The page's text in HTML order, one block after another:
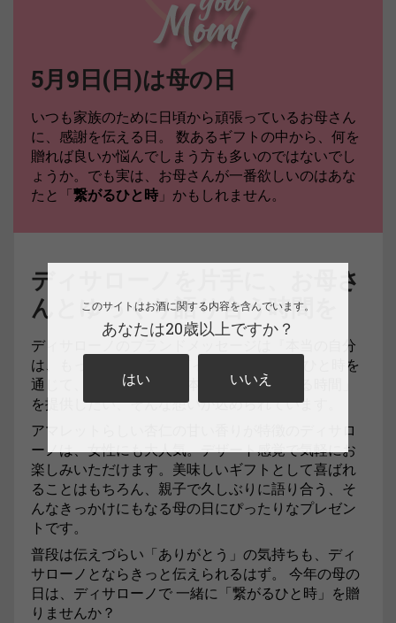
5月9日(日)は母の日
いつも家族のために日頃から頑張っているお母さん
に、感謝を伝える日。 数あるギフトの中から、何を
贈れば良いか悩んでしまう方も多いのではないでし
ょうか。でも実は、お母さんが一番欲しいのはあな
たと「繋がるひと時 」かもしれません。
ディサローノを片手に、お母さ
んとゆっくり語り合う時間を
ディサローノのブランドメッセージは『本当の自分
は、もっと楽しい』。 ディサローノを飲むひと時を
通じて、忙しい毎日に「本当の自分になれる時間」
を提供したい、そんな想いが込められています。
アマレットらしい杏仁の甘い香り
ディサロ
ーノは、女性にも大人気。デザート感覚で気軽にお
楽しみいただけます。美味しいギフトとして喜ばれ
ることはもちろん、親子で久しぶりに語り合う、そ
んなきっかけにもなる母の日にぴったりなプレゼン
トです。
普段は伝えづらい「ありがとう」の気持ちも、ディ
サローノとならきっと伝えられるはず。 今年の母の
日は、ディサローノで 一緒に「繋がるひと時」を贈
りませんか？
このサイトはお酒に関する内容を含んでいます。
あなたは20歳以上ですか？
はい いいえ